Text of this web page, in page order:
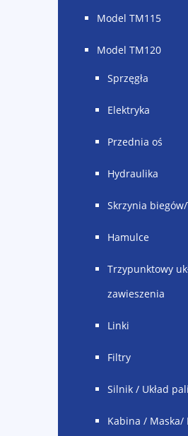
Model TM115
Model TM120
Sprzęgła
Elektryka
Przednia oś
Hydraulika
Skrzynia
Hamulce
Trzypunktowy
zawieszenia
Linki
Filtry
Silnik / Układ
Kabina / Maska/